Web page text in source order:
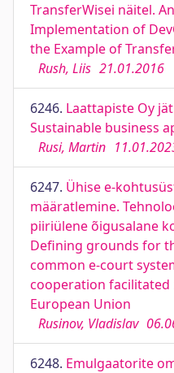
TransferWisei näitel.
Implementation of
the Example of
Rush, Liis 21.01.2016
6246. Laattapiste Oy
Sustainable business
Rusi, Martin
6247. Ühise e-
määratlemine.
piiriülene õigusalane
Defining grounds for
common e-court
cooperation
European Union
Rusinov, Vladislav
6248. Emulgaatorite